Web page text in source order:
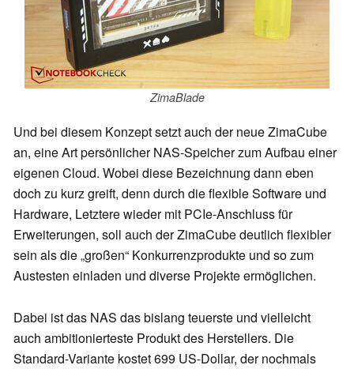
ZimaBlade
Und bei diesem Konzept setzt auch der neue ZimaCube
an, eine Art persönlicher NAS-Speicher zum Aufbau einer
eigenen Cloud. Wobei diese Bezeichnung dann eben
doch zu kurz greift, denn durch die flexible Software und
Hardware, Letztere wieder mit PCIe-Anschluss für
Erweiterungen, soll auch der ZimaCube deutlich flexibler
sein als die „großen“ Konkurrenzprodukte und so zum
Austesten einladen und diverse Projekte ermöglichen.
Dabei ist das NAS das bislang teuerste und vielleicht
auch ambitionierteste Produkt des Herstellers. Die
Standard-Variante kostet 699 US-Dollar, der nochmals